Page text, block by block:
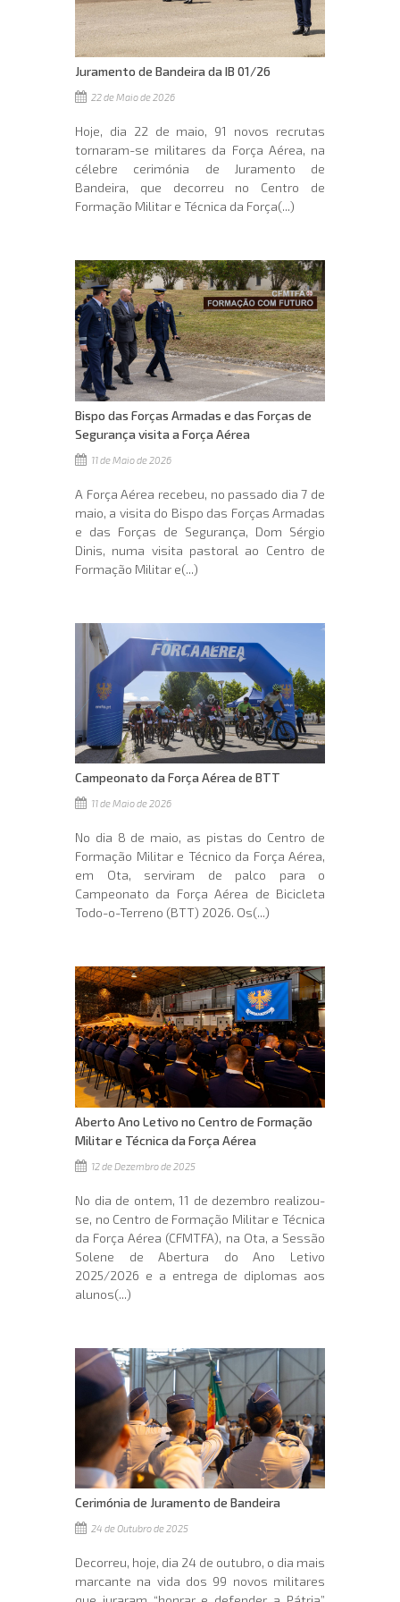
Juramento de Bandeira da IB 01/26
22 de Maio de 2026
Hoje, dia 22 de maio, 91 novos recrutas
tornaram-se militares da Força Aérea, na
célebre cerimónia de Juramento de
Bandeira, que decorreu no Centro de
Formação Militar e Técnica da Força(...)
Bispo das Forças Armadas e das Forças de
Segurança visita a Força Aérea
11 de Maio de 2026
A Força Aérea recebeu, no passado dia 7 de
maio, a visita do Bispo das Forças Armadas
e das Forças de Segurança, Dom Sérgio
Dinis, numa visita pastoral ao Centro de
Formação Militar e(...)
Campeonato da Força Aérea de BTT
11 de Maio de 2026
No dia 8 de maio, as pistas do Centro de
Formação Militar e Técnico da Força Aérea,
em Ota, serviram de palco para o
Campeonato da Força Aérea de Bicicleta
Todo-o-Terreno (BTT) 2026. Os(...)
Aberto Ano Letivo no Centro de Formação
Militar e Técnica da Força Aérea
12 de Dezembro de 2025
No dia de ontem, 11 de dezembro realizou-
se, no Centro de Formação Militar e Técnica
da Força Aérea (CFMTFA), na Ota, a Sessão
Solene de Abertura do Ano Letivo
2025/2026 e a entrega de diplomas aos
alunos(...)
Cerimónia de Juramento de Bandeira
24 de Outubro de 2025
Decorreu, hoje, dia 24 de outubro, o dia mais
marcante na vida dos 99 novos militares